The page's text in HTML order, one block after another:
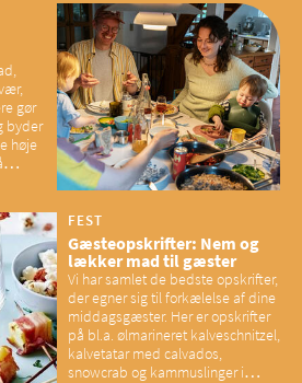
gør
byder
høje
FEST
Gæsteopskrifter: Nem og
lækker mad til gæster
Vi har samlet de bedste opskrifter,
der egner sig til forkælelse af dine
middagsgæster. Her er opskrifter
på bl.a. ølmarineret kalveschnitzel,
kalvetatar med calvados,
snowcrab og kammuslinger i